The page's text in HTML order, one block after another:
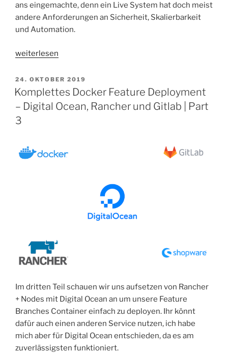
ans eingemachte, denn ein Live System hat doch meist
andere Anforderungen an Sicherheit, Skalierbarkeit
und Automation.
„Shopware
|
Kubernetes
Cluster
Digital
weiterlesen
VERÖFFENTLICHT
AM
24. OKTOBER 2019
Komplettes Docker Feature Deployment
– Digital Ocean, Rancher und Gitlab | Part
3
Im dritten Teil schauen wir uns aufsetzen von Rancher
+ Nodes mit Digital Ocean an um unsere Feature
Branches Container einfach zu deployen. Ihr könnt
dafür auch einen anderen Service nutzen, ich habe
mich aber für Digital Ocean entschieden, da es am
zuverlässigsten funktioniert.